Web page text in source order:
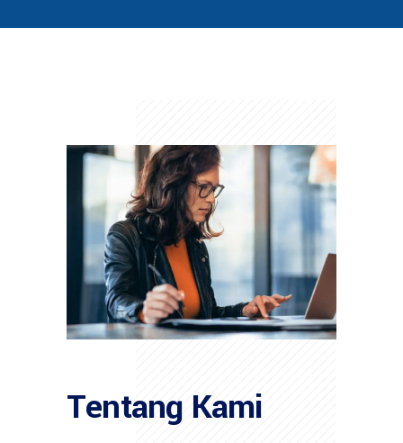
Tentang Kami